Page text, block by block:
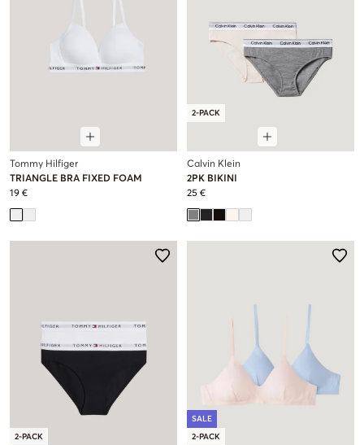
Tommy Hilfiger
TRIANGLE BRA FIXED FOAM
19 €
2-PACK
Calvin Klein
2PK BIKINI
25 €
2-PACK
SALE
2-PACK